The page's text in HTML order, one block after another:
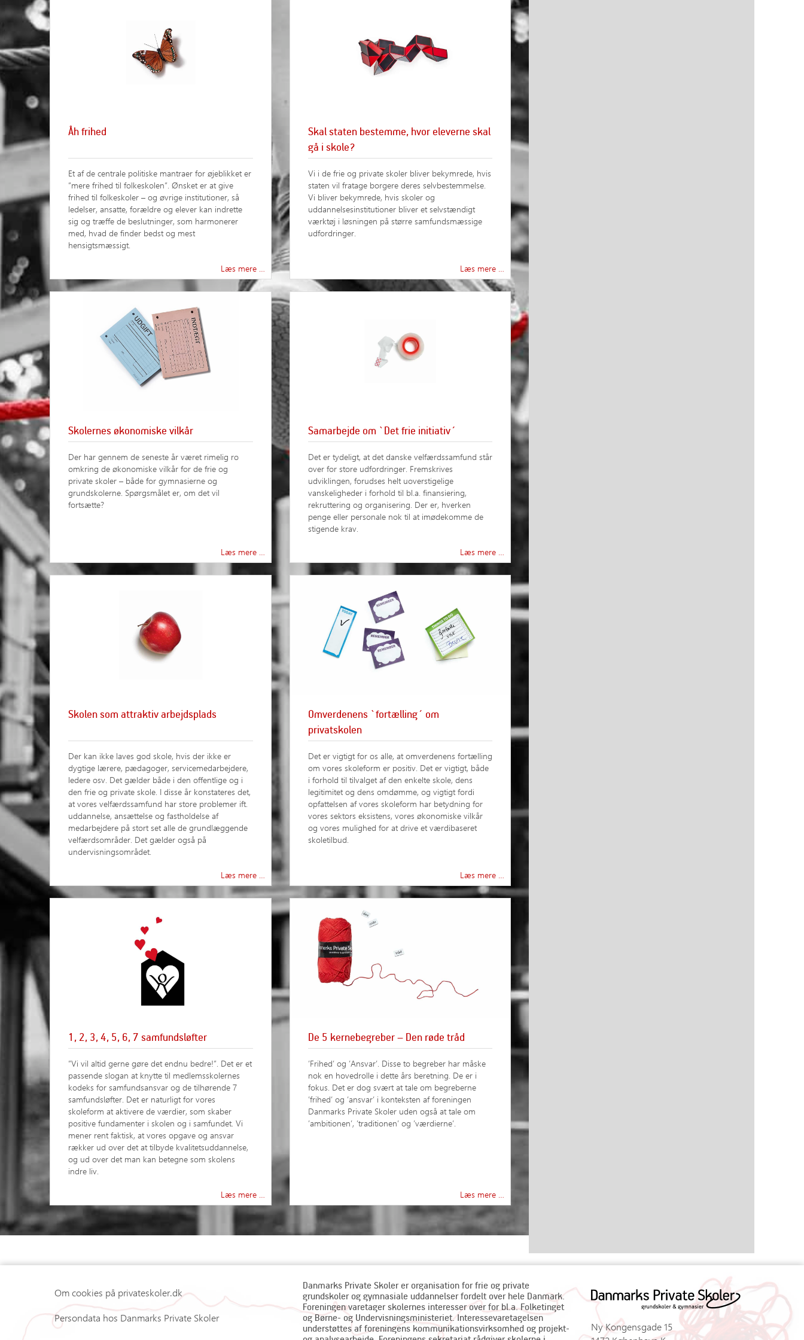
Åh frihed
Et af de centrale politiske mantraer for øjeblikket er
”mere frihed til folkeskolen”. Ønsket er at give
frihed til folkeskoler – og øvrige institutioner, så
ledelser, ansatte, forældre og elever kan indrette
sig og træffe de beslutninger, som harmonerer
med, hvad de finder bedst og mest
hensigtsmæssigt.
Læs mere …
Skal staten bestemme, hvor eleverne skal
gå i skole?
Vi i de frie og private skoler bliver bekymrede, hvis
staten vil fratage borgere deres selvbestemmelse.
Vi bliver bekymrede, hvis skoler og
uddannelsesinstitutioner bliver et selvstændigt
værktøj i løsningen på større samfundsmæssige
udfordringer.
Læs mere …
Skolernes økonomiske vilkår
Der har gennem de seneste år været rimelig ro
omkring de økonomiske vilkår for de frie og
private skoler – både for gymnasierne og
grundskolerne. Spørgsmålet er, om det vil
fortsætte?
Læs mere …
Samarbejde om `Det frie initiativ´
Det er tydeligt, at det danske velfærdssamfund står
over for store udfordringer. Fremskrives
udviklingen, forudses helt uoverstigelige
vanskeligheder i forhold til bl.a. finansiering,
rekruttering og organisering. Der er, hverken
penge eller personale nok til at imødekomme de
stigende krav.
Læs mere …
Skolen som attraktiv arbejdsplads
Der kan ikke laves god skole, hvis der ikke er
dygtige lærere, pædagoger, servicemedarbejdere,
ledere osv. Det gælder både i den offentlige og i
den frie og private skole. I disse år konstateres det,
at vores velfærdssamfund har store problemer ift.
uddannelse, ansættelse og fastholdelse af
medarbejdere på stort set alle de grundlæggende
velfærdsområder. Det gælder også på
undervisningsområdet.
Læs mere …
Omverdenens `fortælling´ om
privatskolen
Det er vigtigt for os alle, at omverdenens fortælling
om vores skoleform er positiv. Det er vigtigt, både
i forhold til tilvalget af den enkelte skole, dens
legitimitet og dens omdømme, og vigtigt fordi
opfattelsen af vores skoleform har betydning for
vores sektors eksistens, vores økonomiske vilkår
og vores mulighed for at drive et værdibaseret
skoletilbud.
Læs mere …
1, 2, 3, 4, 5, 6, 7 samfundsløfter
”Vi vil altid gerne gøre det endnu bedre!”. Det er et
passende slogan at knytte til medlemsskolernes
kodeks for samfundsansvar og de tilhørende 7
samfundsløfter. Det er naturligt for vores
skoleform at aktivere de værdier, som skaber
positive fundamenter i skolen og i samfundet. Vi
mener rent faktisk, at vores opgave og ansvar
rækker ud over det at tilbyde kvalitetsuddannelse,
og ud over det man kan betegne som skolens
indre liv.
Læs mere …
De 5 kernebegreber – Den røde tråd
’Frihed’ og ’Ansvar’. Disse to begreber har måske
nok en hovedrolle i dette års beretning. De er i
fokus. Det er dog svært at tale om begreberne
’frihed’ og ’ansvar’ i konteksten af foreningen
Danmarks Private Skoler uden også at tale om
’ambitionen’, ’traditionen’ og ’værdierne’.
Læs mere …
Om cookies på privateskoler.dk
Persondata hos Danmarks Private Skoler
Danmarks Private Skoler er organisation for frie og private
grundskoler og gymnasiale uddannelser fordelt over hele Danmark.
Foreningen varetager skolernes interesser over for bl.a. Folketinget
og Børne- og Undervisningsministeriet. Interessevaretagelsen
understøttes af foreningens kommunikationsvirksomhed og projekt-
Ny Kongensgade 15